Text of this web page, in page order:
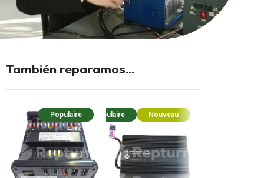
También reparamos...
Populaire Populaire Nouveau Populaire